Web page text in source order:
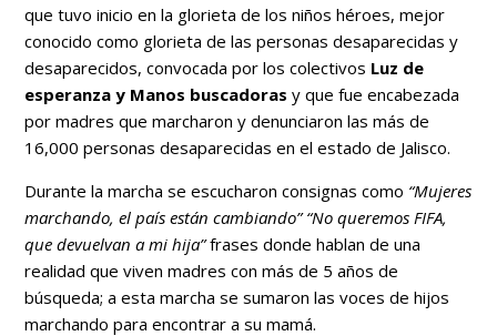
que tuvo inicio en la glorieta de los niños héroes, mejor
conocido como glorieta de las personas desaparecidas y
desaparecidos, convocada por los colectivos Luz de
esperanza y Manos buscadoras y que fue encabezada
por madres que marcharon y denunciaron las más de
16,000 personas desaparecidas en el estado de Jalisco.
Durante la marcha se escucharon consignas como “Mujeres
marchando, el país están cambiando” “No queremos FIFA,
que devuelvan a mi hija”frases donde hablan de una
realidad que viven madres con más de 5 años de
búsqueda; a esta marcha se sumaron las voces de hijos
marchando para encontrar a su mamá.